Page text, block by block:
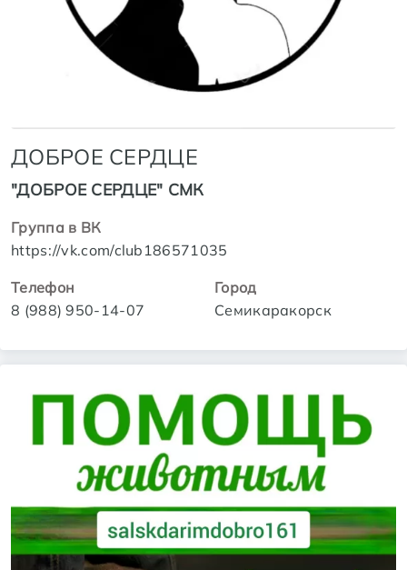
ДОБРОЕ СЕРДЦЕ
"ДОБРОЕ СЕРДЦЕ" СМК
Группа в ВК
https://vk.com/club186571035
Телефон
8 (988) 950-14-07
Город
Семикаракорск